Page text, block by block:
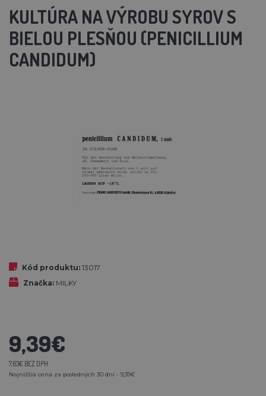
KULTÚRA NA VÝROBU SYROV S
BIELOU PLESŇOU (PENICILLIUM
CANDIDUM)
Kód produktu: 13017
Značka: MILKY
9,39€
7,63€ BEZ DPH
Najnižšia cena za posledných 30 dní - 9,39€